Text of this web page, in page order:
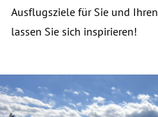
Ausflugsziele für Sie und
lassen Sie sich inspirieren!